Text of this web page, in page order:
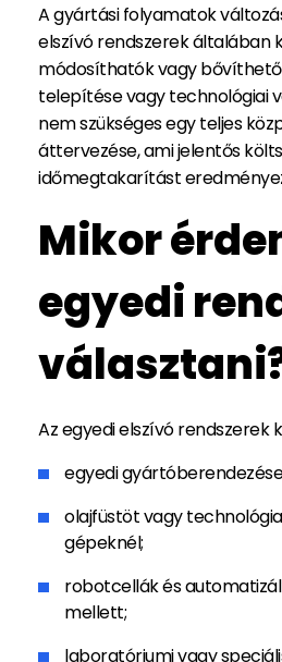
A gyártási folyamatok
elszívó rendszerek általában
módosíthatók vagy
telepítése vagy technológiai
nem szükséges egy teljes
áttervezése, ami jelentős
időmegtakarítást
Mikor
egyedi
Az egyedi elszívó rendszerek
egyedi
olajfüstöt vagy
gépeknél;
robotcellák és
mellett;
laboratóriumi vagy